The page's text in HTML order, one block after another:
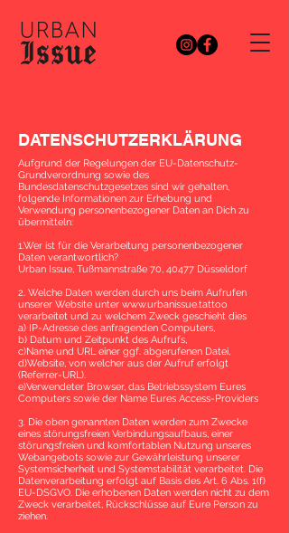
DATENSCHUTZERKLÄRUNG
Aufgrund der Regelungen der EU-Datenschutz-
Grundverordnung sowie des
Bundesdatenschutzgesetzes sind wir gehalten,
folgende Informationen zur Erhebung und
Verwendung personenbezogener Daten an Dich zu
übermitteln:
1.Wer ist für die Verarbeitung personenbezogener
Daten verantwortlich?
Urban Issue, Tußmannstraße 70, 40477 Düsseldorf
2. Welche Daten werden durch uns beim Aufrufen
unserer Website unter www.urbanissue.tattoo
verarbeitet und zu welchem Zweck geschieht dies
a) IP-Adresse des anfragenden Computers,
b) Datum und Zeitpunkt des Aufrufs,
c)Name und URL einer ggf. abgerufenen Datei,
d)Website, von welcher aus der Aufruf erfolgt
(Referrer-URL).
e)Verwendeter Browser, das Betriebssystem Eures
Computers sowie der Name Eures Access-Providers
3. Die oben genannten Daten werden zum Zwecke
eines störungsfreien Verbindungsaufbaus, einer
störungsfreien und komfortablen Nutzung unseres
Webangebots sowie zur Gewährleistung unserer
Systemsicherheit und Systemstabilität verarbeitet. Die
Datenverarbeitung erfolgt auf Basis des Art. 6 Abs. 1(f)
EU-DSGVO. Die erhobenen Daten werden nicht zu dem
Zweck verarbeitet, Rückschlüsse auf Eure Person zu
ziehen.